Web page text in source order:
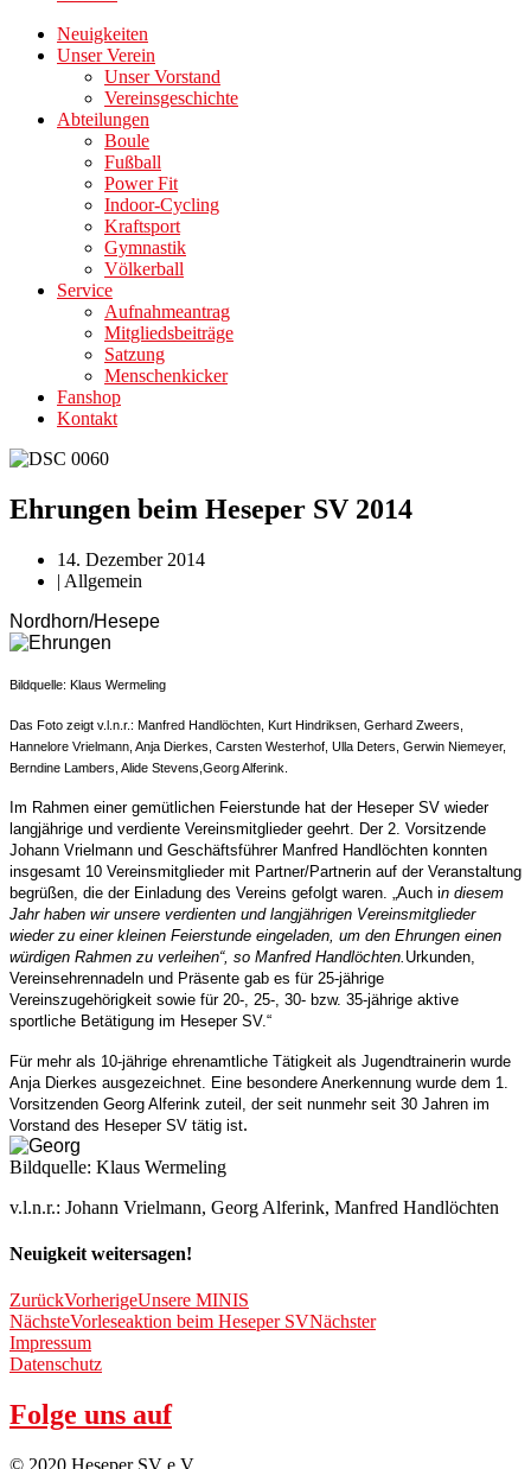
Neuigkeiten
Unser Verein
Unser Vorstand
Vereinsgeschichte
Abteilungen
Boule
Fußball
Power Fit
Indoor-Cycling
Kraftsport
Gymnastik
Völkerball
Service
Aufnahmeantrag
Mitgliedsbeiträge
Satzung
Menschenkicker
Fanshop
Kontakt
Ehrungen beim Heseper SV 2014
14. Dezember 2014
| Allgemein
Nordhorn/Hesepe
Bildquelle: Klaus Wermeling
Das Foto zeigt v.l.n.r.: Manfred Handlöchten, Kurt Hindriksen, Gerhard Zweers,
Hannelore Vrielmann, Anja Dierkes, Carsten Westerhof, Ulla Deters, Gerwin Niemeyer,
Berndine Lambers Alide Stevens, Georg Alferink.
Im Rahmen einer gemütlichen Feierstunde hat der Heseper SV wieder
langjährige und verdiente Vereinsmitglieder geehrt. Der 2. Vorsitzende
Johann Vrielmann und Geschäftsführer Manfred Handlöchten konnten
insgesamt 10 Vereinsmitglieder mit Partner/Partnerin auf der Veranstaltung
begrüßen, die der Einladung des Vereins gefolgt waren. „Auch in diesem
Jahr haben wir unsere verdienten und langjährigen Vereinsmitglieder
wieder zu einer kleinen Feierstunde eingeladen, um den Ehrungen einen
würdigen Rahmen zu verleihen“, so Manfred Handlöchten. Urkunden,
Vereinsehrennadeln und Präsente gab es für 25-jährige
Vereinszugehörigkeit sowie für 20-, 25-, 30- bzw. 35-jährige aktive
sportliche Betätigung im Heseper SV.“
Für mehr als 10-jährige ehrenamtliche Tätigkeit als Jugendtrainerin wurde
Anja Dierkes ausgezeichnet. Eine besondere Anerkennung wurde dem 1.
Vorsitzenden Georg Alferink zuteil, der seit nunmehr seit 30 Jahren im
Vorstand des Heseper SV tätig ist.
Bildquelle: Klaus Wermeling
v.l.n.r.: Johann Vrielmann, Georg Alferink, Manfred Handlöchten
Neuigkeit weitersagen!
ZurückVorherigeUnsere MINIS
NächsteVorleseaktion beim Heseper SVNächster
Impressum
Datenschutz
Folge uns auf